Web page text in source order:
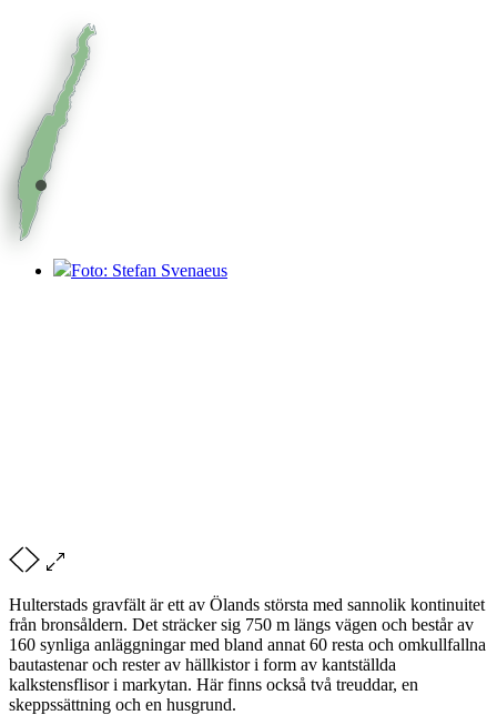
Foto: Stefan Svenaeus
Hulterstads gravfält är ett av Ölands största med sannolik kontinuitet
från bronsåldern. Det sträcker sig 750 m längs vägen och består av
160 synliga anläggningar med bland annat 60 resta och omkullfallna
bautastenar och rester av hällkistor i form av kantställda
kalkstensflisor i markytan. Här finns också två treuddar, en
skeppssättning och en husgrund.